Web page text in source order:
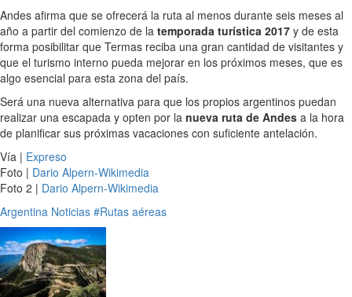
Andes afirma que se ofrecerá la ruta al menos durante seis meses al
año a partir del comienzo de la temporada turística 2017 y de esta
forma posibilitar que Termas reciba una gran cantidad de visitantes y
que el turismo interno pueda mejorar en los próximos meses, que es
algo esencial para esta zona del país.
Será una nueva alternativa para que los propios argentinos puedan
realizar una escapada y opten por la nueva ruta de Andes a la hora
de planificar sus próximas vacaciones con suficiente antelación.
Vía | Expreso
Foto | Dario Alpern-Wikimedia
Foto 2 | Dario Alpern-Wikimedia
Argentina Noticias #Rutas aéreas